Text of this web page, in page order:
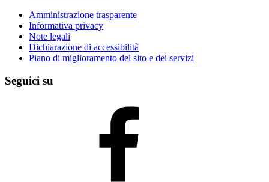
Amministrazione trasparente
Informativa privacy
Note legali
Dichiarazione di accessibilità
Piano di miglioramento del sito e dei servizi
Seguici su